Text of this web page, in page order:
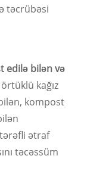
təcrübəsi
edilə bilən və
örtüklü kağız
kompost
ətraf
təcəssüm